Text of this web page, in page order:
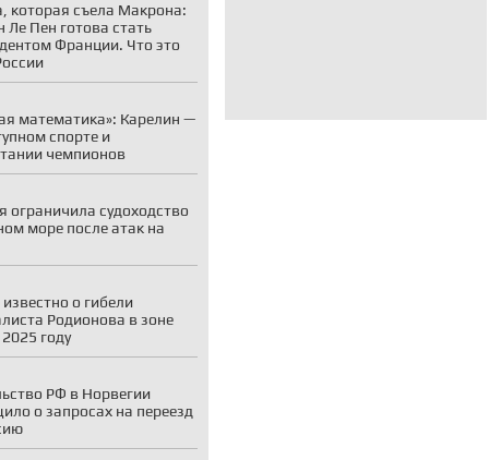
которая съела Макрона:
Ле Пен готова стать
Франции. Что это
математика»: Карелин —
спорте и
чемпионов
ограничила судоходство
море после атак на
о гибели
Родионова в зоне
году
РФ в Норвегии
о запросах на переезд